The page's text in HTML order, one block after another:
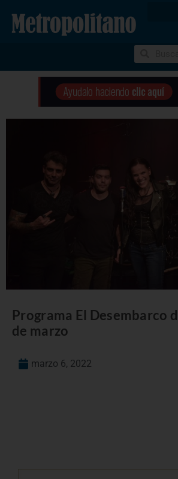
Programa El Desembarco
de marzo
marzo 6, 2022